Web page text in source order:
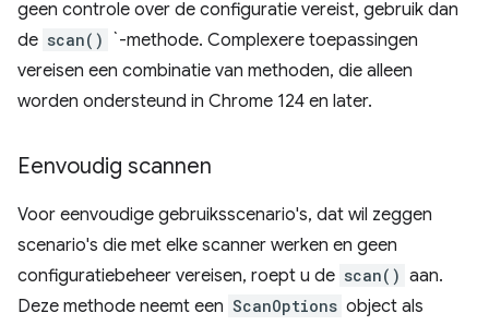
geen controle over de configuratie vereist, gebruik dan
de scan()
`-methode. Complexere toepassingen
vereisen een combinatie van methoden, die alleen
worden ondersteund in Chrome 124 en later.
Eenvoudig scannen
Voor eenvoudige gebruiksscenario's, dat wil zeggen
scenario's die met elke scanner werken en geen
configuratiebeheer vereisen, roept u de scan() aan.
Deze methode neemt een ScanOptions object als